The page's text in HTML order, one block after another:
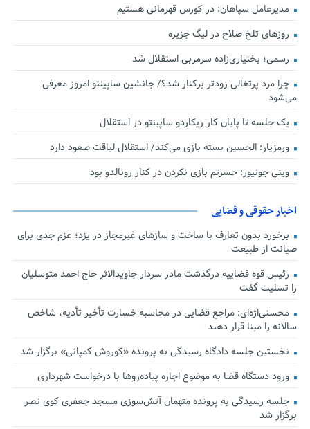
مدیرعامل سپاهان: در کورس قهرمانی هستیم
روزهای تلخ صلاح در لیگ جزیره
رسمی؛ بختیاری‌زاده سرمربی استقلال شد
چرا مرد پرتغالی زودتر برکنار شد؟/ جانشین ساپینتو امروز معرفی
می‌شود
یک جلسه تا پایان کار ریکاردو ساپینتو در استقلال
ورمزیار: الحسین بسته بازی می‌کند/ استقلال لیاقت صعود دارد
وینی جونیور: حسرتم بازی نکردن در کنار رونالدو بود
اخبار حقوقی و قضایی
برخورد بدون تعارف با ساخت‌ و سازهای غیرمجاز در یزد؛ عزم جدی برای
صیانت از طبیعت
رئیس قوه قضاییه درگذشت مادر سردار جاویدالاثر حاج احمد متوسلیان
را تسلیت گفت
محسنی‌اژه‌ای: مراجع قضایی در محاسبه خسارت تأخیر تأدیه، شاخص
سالانه را مبنا قرار دهند
نخستین جلسه دادگاه رسیدگی به پرونده «کوروش کمپانی» برگزار شد
ورود دستگاه قضا به موضوع اجاره پیاده‌روها با درخواست شهرداری
جلسه رسیدگی به پرونده متهمان آتش‌سوزی مسجد جعفری کوی نصر
برگزار شد